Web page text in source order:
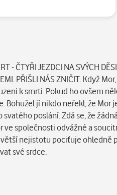
- ČTYŘI JEZDCI NA SVÝCH
PŘIŠLI NÁS ZNIČIT. Když
k smrti. Pokud ho ovšem
Bohužel jí nikdo neřekl, že
svatého poslání. Zdá se, že
ve společnosti odvážné a
nejistotu pociťuje ohledně
své srdce.